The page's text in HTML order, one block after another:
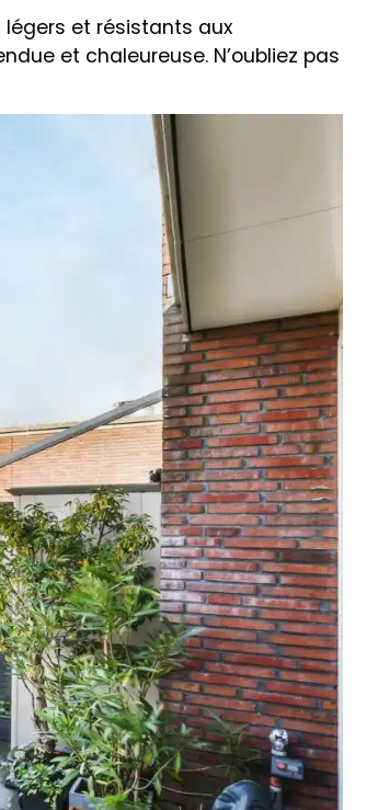
légers et résistants aux
et chaleureuse. N’oubliez pas